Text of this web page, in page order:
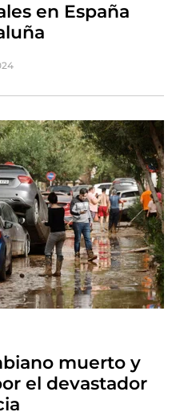
en España
muerto y
el devastador